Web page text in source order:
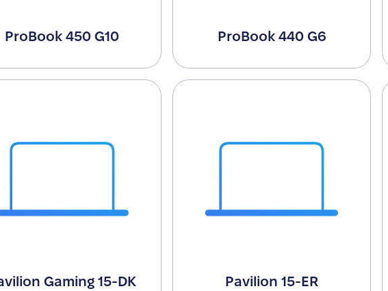
ProBook 450 G10 ProBook 440 G6
Gaming 15-DK Pavilion 15-ER